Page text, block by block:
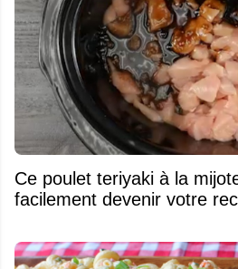
Ce poulet teriyaki à la
facilement devenir votre